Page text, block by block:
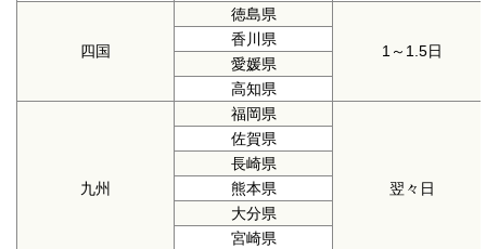
四国
徳島県
1～1.5日
香川県
愛媛県
高知県
九州
福岡県
翌々日
佐賀県
長崎県
熊本県
大分県
宮崎県